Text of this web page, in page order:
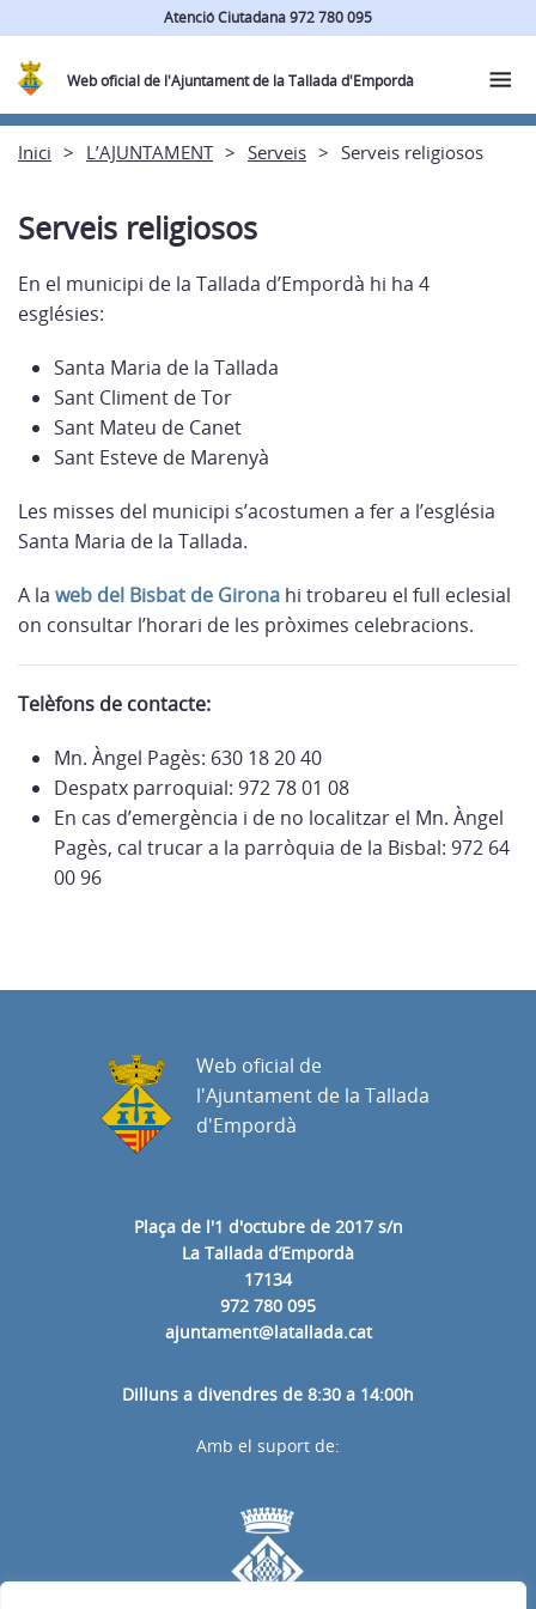
Atenció Ciutadana 972 780 095
Web oficial de l'Ajuntament de la Tallada d'Empordà
Inici L’AJUNTAMENT Serveis Serveis religiosos
Serveis religiosos
En el municipi de la Tallada d’Empordà hi ha 4
esglésies:
Santa Maria de la Tallada
Sant Climent de Tor
Sant Mateu de Canet
Sant Esteve de Marenyà
Les misses del municipi s’acostumen a fer a l’església
Santa Maria de la Tallada.
A la web del Bisbat de Girona hi trobareu el full eclesial
on consultar l’horari de les pròximes celebracions.
Telèfons de contacte:
Mn. Àngel Pagès: 630 18 20 40
Despatx parroquial: 972 78 01 08
En cas d’emergència i de no localitzar el Mn. Àngel
Pagès, cal trucar a la parròquia de la Bisbal: 972 64
00 96
Plaça de l'1 d'octubre de 2017 s/n
La Tallada d’Empordà
17134
972 780 095
ajuntament@latallada.cat
Dilluns a divendres de 8:30 a 14:00h
Web oficial de
l'Ajuntament de la Tallada
d'Empordà
Amb el suport de: